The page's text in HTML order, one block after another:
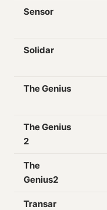
Sensor
Solidar
The Genius
The Genius
2
The
Genius2
Transar